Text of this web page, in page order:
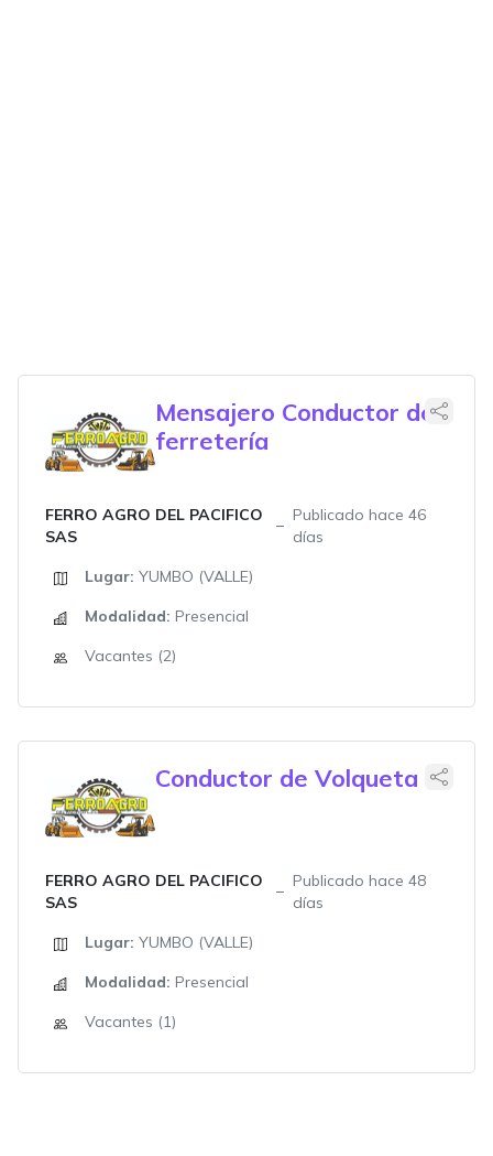
Mensajero Conductor de
ferretería
FERRO AGRO DEL PACIFICO
SAS
Publicado hace 46
días
Lugar: YUMBO (VALLE)
Modalidad: Presencial
Vacantes (2)
Conductor de Volqueta
FERRO AGRO DEL PACIFICO
SAS
Publicado hace 48
días
Lugar: YUMBO (VALLE)
Modalidad: Presencial
Vacantes (1)